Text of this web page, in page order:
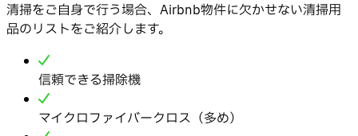
清掃をご自身で行う場合、Airbnb物件に欠かせない清掃用
品のリストをご紹介します。
信頼できる掃除機
マイクロファイバークロス（多め）